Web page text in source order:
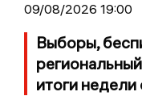
09/08/2026 19:00
Выборы,
итоги